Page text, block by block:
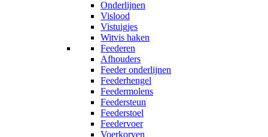
Onderlijnen
Vislood
Vistuigjes
Witvis haken
Feederen
Afhouders
Feeder onderlijnen
Feederhengel
Feedermolens
Feedersteun
Feederstoel
Feedervoer
Voerkorven